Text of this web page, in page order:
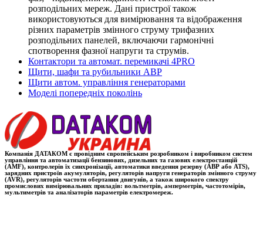
розподільних мереж. Дані пристрої також
використовуються для вимірювання та відображення
різних параметрів змінного струму трифазних
розподільних панелей, включаючи гармонічні
спотворення фазної напруги та струмів.
Контактори та автомат. перемикачі 4PRO
Щити, шафи та рубильники АВР
Щити автом. управління генераторами
Моделі попередніх поколінь
Компанія ДАТАКОМ є провідним європейським розробником і виробником систем
управління та автоматизації бензинових, дизельних та газових електростанцій
(AMF), контролерів їх синхронізації, автоматики введення резерву (АВР або ATS),
зарядних пристроїв акумуляторів, регуляторів напруги генераторів змінного струму
(AVR), регуляторів частоти обертання двигунів, а також широкого спектру
промислових вимірювальних приладів: вольтметрів, амперметрів, частотомірів,
мультиметрів та аналізаторів параметрів електромереж.